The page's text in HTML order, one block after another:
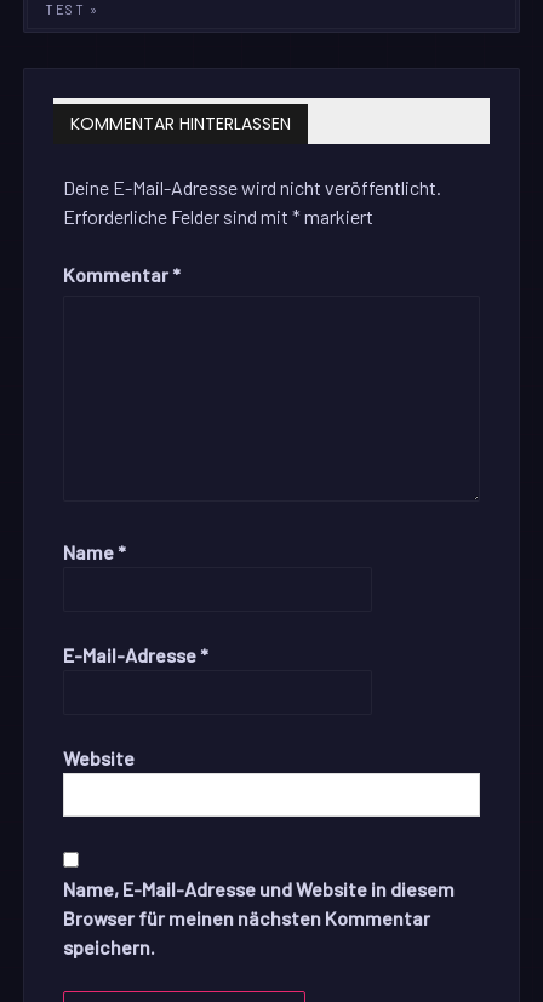
TEST »
KOMMENTAR HINTERLASSEN
Deine E-Mail-Adresse wird nicht veröffentlicht.
Erforderliche Felder sind mit*markiert
Kommentar *
Name *
E-Mail-Adresse *
Website
Name, E-Mail-Adresse und Website in diesem
Browser für meinen nächsten Kommentar
speichern.